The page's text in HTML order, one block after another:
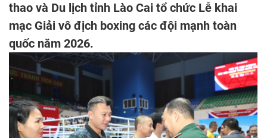
thao và Du lịch tỉnh Lào Cai tổ chức Lễ khai
mạc Giải vô địch boxing các đội mạnh toàn
quốc năm 2026.